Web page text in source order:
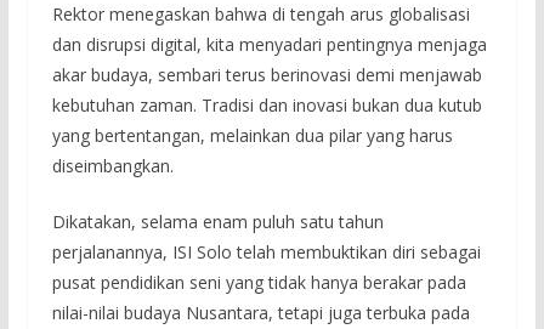
Rektor menegaskan bahwa di tengah arus globalisasi
dan disrupsi digital, kita menyadari pentingnya menjaga
akar budaya, sembari terus berinovasi demi menjawab
kebutuhan zaman. Tradisi dan inovasi bukan dua kutub
yang bertentangan, melainkan dua pilar yang harus
diseimbangkan.
Dikatakan, selama enam puluh satu tahun
perjalanannya, ISI Solo telah membuktikan diri sebagai
pusat pendidikan seni yang tidak hanya berakar pada
nilai-nilai budaya Nusantara, tetapi juga terbuka pada